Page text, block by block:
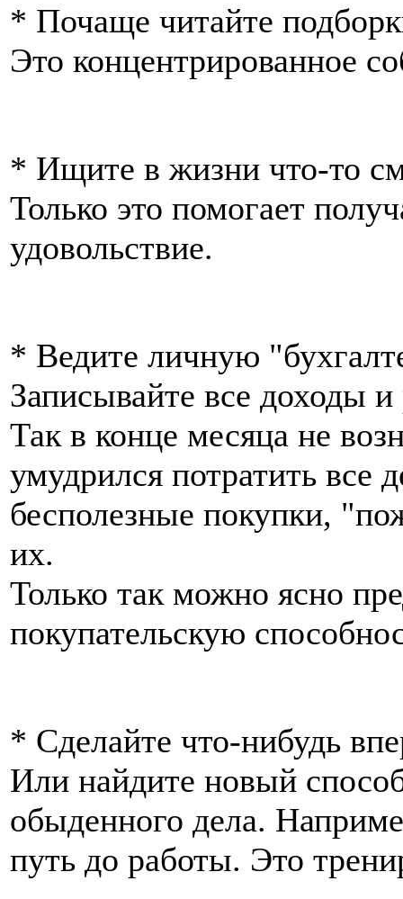
* Почаще читайте
Это концентрированное
* Ищите в жизни что-то
Только это помогает
удовольствие.
* Ведите личную
Записывайте все доходы
Так в конце месяца не
умудрился потратить все
бесполезные покупки,
их.
Только так можно ясно
покупательскую
* Сделайте что-нибудь
Или найдите новый
обыденного дела.
путь до работы. Это